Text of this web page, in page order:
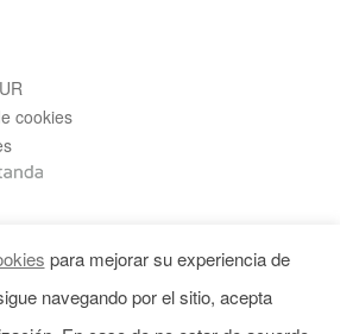
cookies
para mejorar su experiencia de
navegando por el sitio, acepta